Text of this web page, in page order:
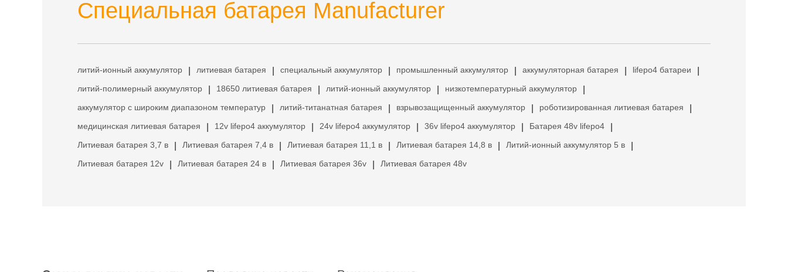
Специальная батарея Manufacturer
литий-ионный аккумулятор литиевая батарея специальный аккумулятор промышленный аккумулятор аккумуляторная батарея lifepo4 батареи
литий-полимерный аккумулятор 18650 литиевая батарея литий-ионный аккумулятор низкотемпературный аккумулятор
аккумулятор с широким диапазоном температур литий-титанатная батарея взрывозащищенный аккумулятор роботизированная литиевая батарея
медицинская литиевая батарея 12v lifepo4 аккумулятор 24v lifepo4 аккумулятор 36v lifepo4 аккумулятор Батарея 48v lifepo4
Литиевая батарея 3,7 в Литиевая батарея 7,4 в Литиевая батарея 11,1 в Литиевая батарея 14,8 в Литий-ионный аккумулятор 5 в
Литиевая батарея 12v Литиевая батарея 24 в Литиевая батарея 36v Литиевая батарея 48v